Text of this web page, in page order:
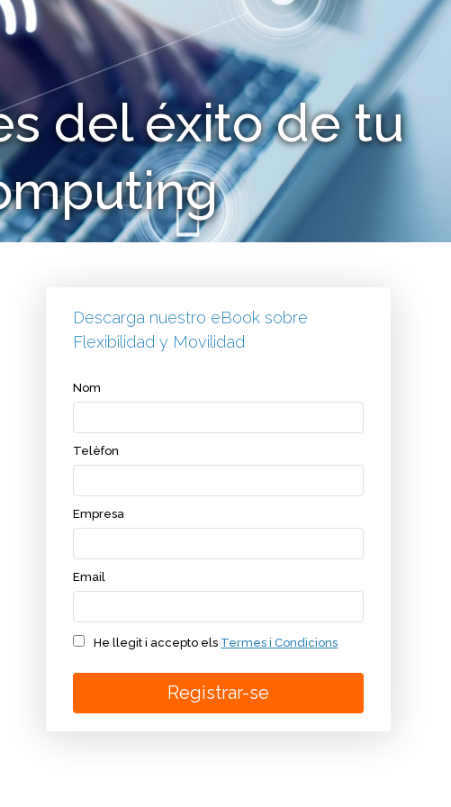
del éxito de tu
Descarga nuestro eBook sobre
Flexibilidad y Movilidad
Nom
Telèfon
Empresa
Email
He llegit i accepto els Termes i Condicions